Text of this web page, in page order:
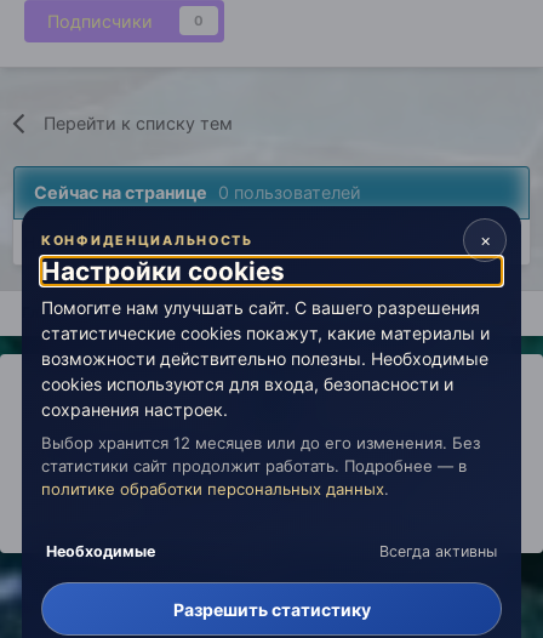
Подписчики 0
Перейти к списку тем
Сейчас на странице 0 пользователей
Нет пользователей, просматривающих эту страницу.
Главная Вселенная Живой Эзотерики Кабинет эзотерика
IPS ThemebyIPSFocus
Политика конфиденциальности
Обратная связь
Настройки cookies
copyright © 2026 Живая Эзотерика
×
КОНФИДЕНЦИАЛЬНОСТЬ
Настройки cookies
Помогите нам улучшать сайт. С вашего разрешения
статистические cookies покажут, какие материалы и
возможности действительно полезны. Необходимые
cookies используются для входа, безопасности и
сохранения настроек.
Выбор хранится 12 месяцев или до его изменения. Без
статистики сайт продолжит работать. Подробнее — в
политике обработки персональных данных.
Необходимые Всегда активны
Разрешить статистику